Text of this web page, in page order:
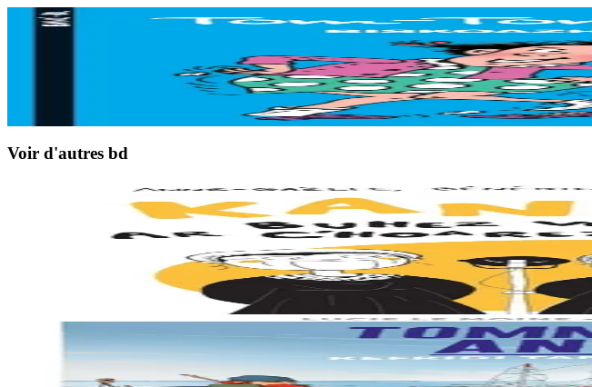
7 ans et plus
Épuisé
Voir d'autres bd
Chante ! L'incroyable histoire des sœurs Goadec
Connais-tu les Sœurs Goadec ? Elles ont grandi dans la campagne bretonne et ont conquis le
8 ans et plus
Bannoù-heol
Le réchauffement climatique : Mission Tara en Arctique